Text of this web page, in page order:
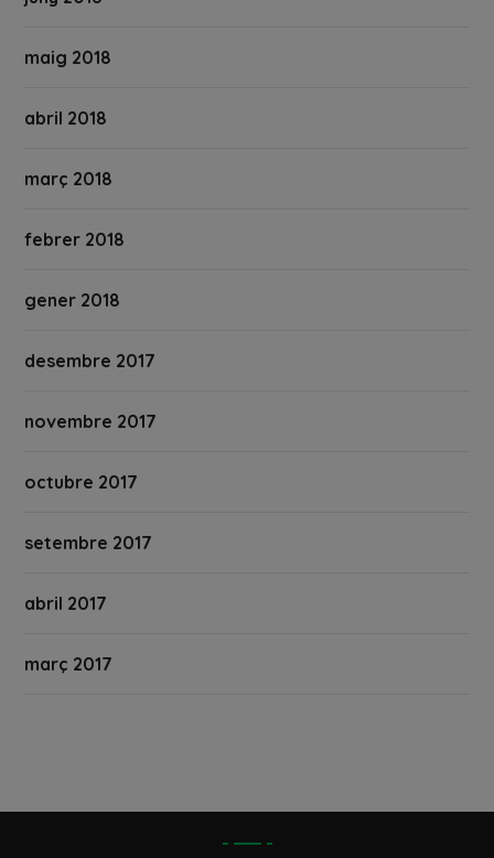
maig 2018
abril 2018
març 2018
febrer 2018
gener 2018
desembre 2017
novembre 2017
octubre 2017
setembre 2017
abril 2017
març 2017